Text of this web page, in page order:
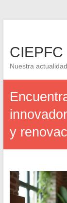
CIEPFC
Nuestra actualidad
y